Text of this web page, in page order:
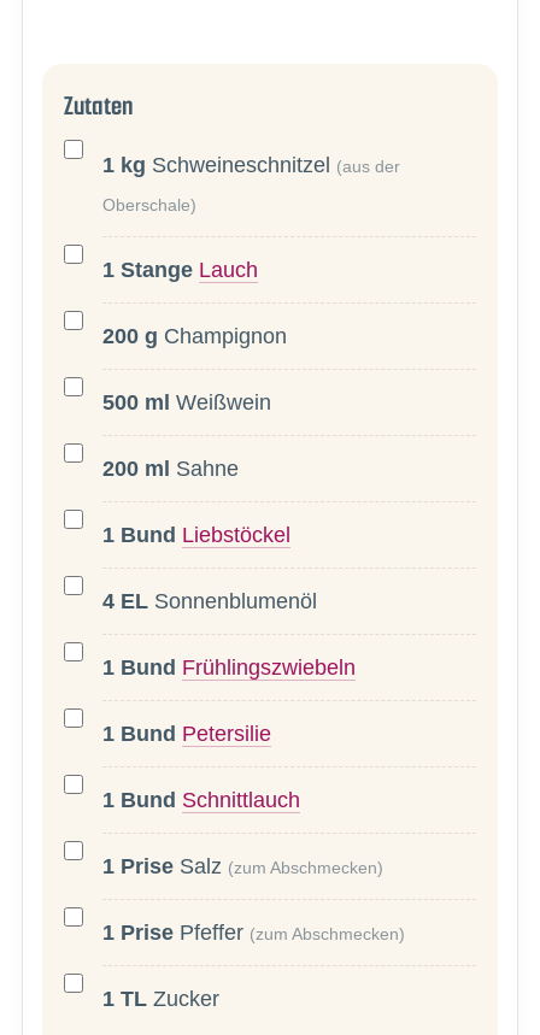
Zutaten
1 kg Schweineschnitzel
(aus der
Oberschale)
1 Stange Lauch
200 g Champignon
500 ml Weißwein
200 ml Sahne
1 Bund Liebstöckel
4 EL Sonnenblumenöl
1 Bund Frühlingszwiebeln
1 Bund Petersilie
1 Bund Schnittlauch
1 Prise Salz (zum Abschmecken)
1 Prise Pfeffer (zum Abschmecken)
1 TL Zucker